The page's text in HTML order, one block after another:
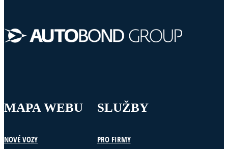
MAPA WEBU
NOVÉ VOZY
SLUŽBY
PRO FIRMY